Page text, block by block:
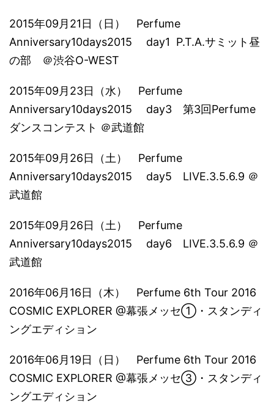
2015年09月21日（日） Perfume
Anniversary10days2015 day1 P.T.A.サミット昼
の部 ＠渋谷O-WEST
2015年09月23日（水） Perfume
Anniversary10days2015 day3 第3回Perfume
ダンスコンテスト ＠武道館
2015年09月26日（土） Perfume
Anniversary10days2015 day5 LIVE.3.5.6.9 ＠
武道館
2015年09月26日（土） Perfume
Anniversary10days2015 day6 LIVE.3.5.6.9 ＠
武道館
2016年06月16日（木） Perfume 6th Tour 2016
COSMIC EXPLORER @幕張メッセ①・スタンディ
ングエディション
2016年06月19日（日） Perfume 6th Tour 2016
COSMIC EXPLORER @幕張メッセ③・スタンディ
ングエディション